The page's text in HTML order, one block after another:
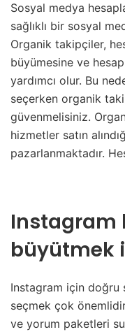
Sosyal medya
sağlıklı bir sosyal
Organik takipçiler,
büyümesine ve hesap
yardımcı olur. Bu
seçerken organik
güvenmelisiniz.
hizmetler satın
pazarlanmaktadır.
Instagram
büyütmek
Instagram için doğru
seçmek çok
ve yorum paketleri